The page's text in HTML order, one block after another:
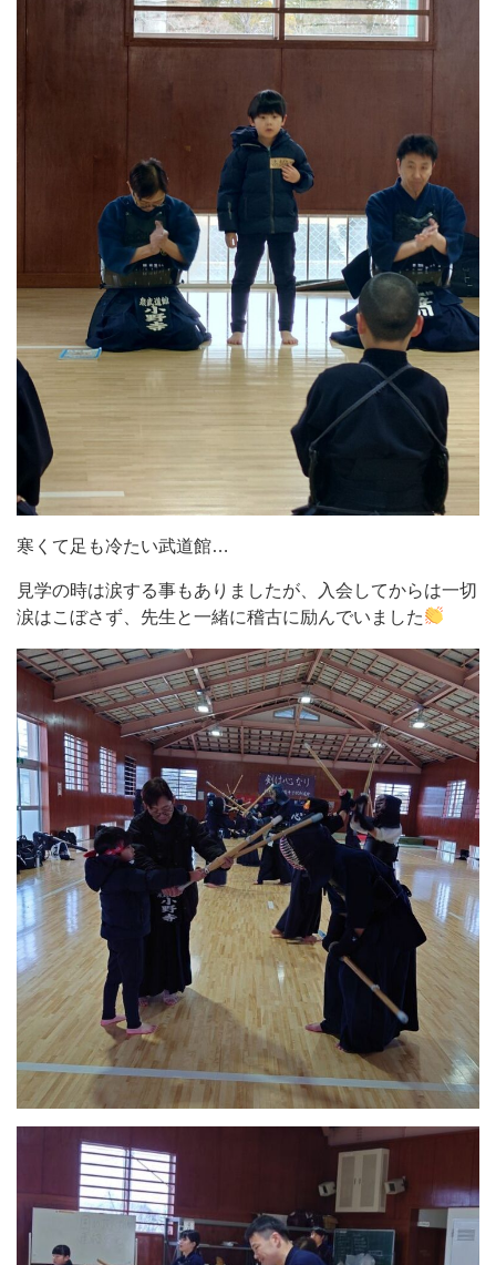
寒くて足も冷たい武道館…
見学の時は涙する事もありましたが、入会してからは一切
涙はこぼさず、先生と一緒に稽古に励んでいました